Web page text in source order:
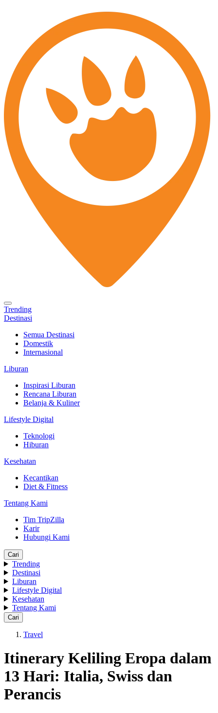
Trending
Destinasi
Semua Destinasi
Domestik
Internasional
Liburan
Inspirasi Liburan
Rencana Liburan
Belanja & Kuliner
Lifestyle Digital
Teknologi
Hiburan
Kesehatan
Kecantikan
Diet & Fitness
Tentang Kami
Tim TripZilla
Karir
Hubungi Kami
Cari
Trending
Destinasi
Liburan
Lifestyle Digital
Kesehatan
Tentang Kami
Cari
Travel
Itinerary Keliling Eropa dalam
13 Hari: Italia, Swiss dan
Perancis